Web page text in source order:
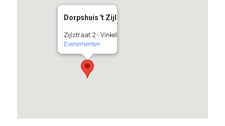
Dorpshuis 't Zijl
Zijlstraat 2 - Vinkel
Evenementen